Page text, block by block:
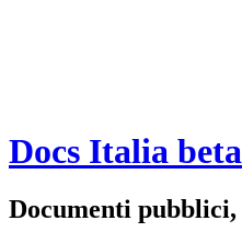
Docs Italia beta
Documenti